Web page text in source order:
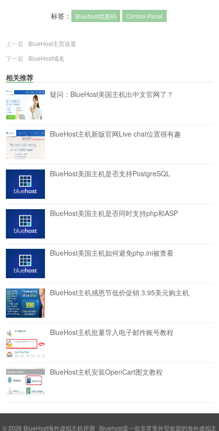
标签： Bluehost优惠码 Control Panel
上一篇
BlueHost主页设置
下一篇
BlueHost域名
相关推荐
疑问：BlueHost美国主机出中文官网了？
BlueHost主机新版官网Live chat位置很有趣
BlueHost美国主机是否支持PostgreSQL
BlueHost美国主机是否同时支持php和ASP
BlueHost美国主机如何避免php.ini被查看
BlueHost主机感恩节低价促销 3.95美元购主机
BlueHost主机批量导入电子邮件账号教程
BlueHost主机安装OpenCart图文教程
© 2026 BlueHost海外虚拟主机评测 Bluehost是一款非常受外贸欢迎的海外虚拟主